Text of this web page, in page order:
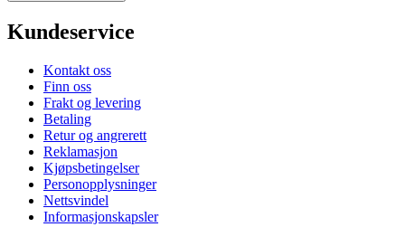
Kundeservice
Kontakt oss
Finn oss
Frakt og levering
Betaling
Retur og angrerett
Reklamasjon
Kjøpsbetingelser
Personopplysninger
Nettsvindel
Informasjonskapsler